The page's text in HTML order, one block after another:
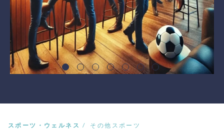
スポーツ・ウェルネス その他スポーツ